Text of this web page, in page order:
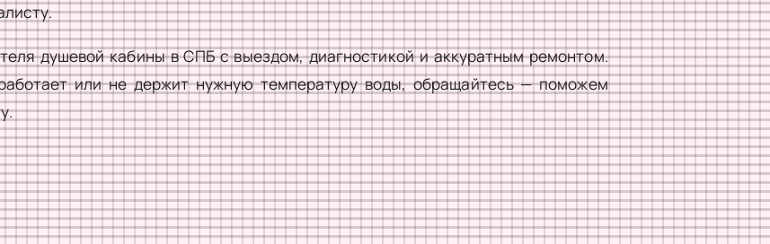
душевой кабины в СПБ с выездом, диагностикой и аккуратным ремонтом.
или не держит нужную температуру воды, обращайтесь — поможем